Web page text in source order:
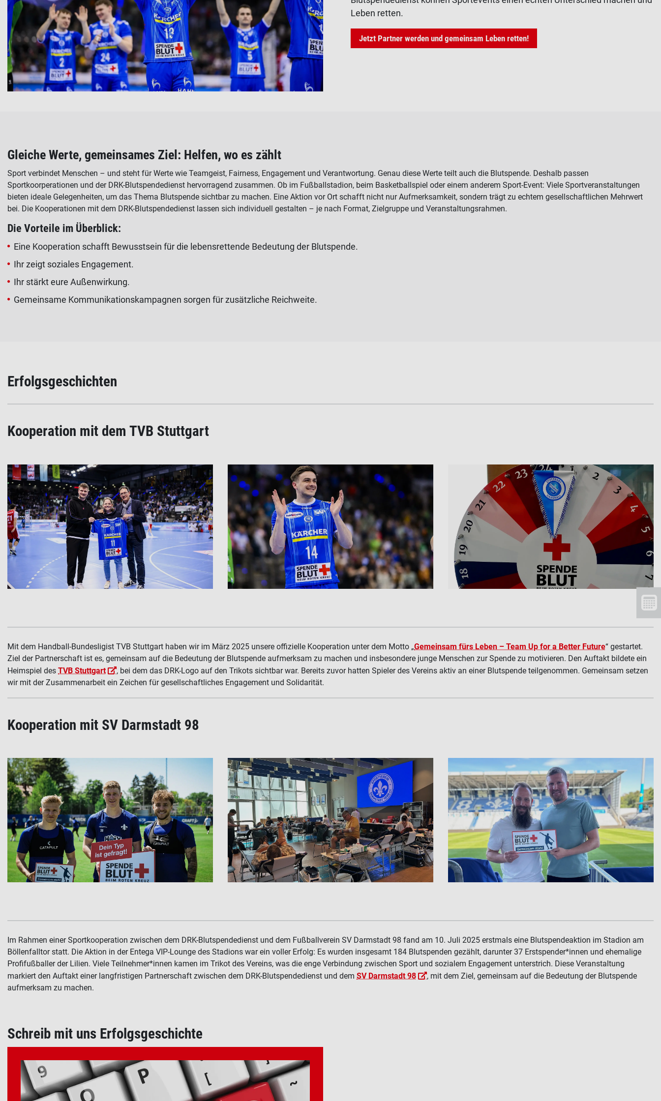
Leben retten.
Jetzt Partner werden und gemeinsam Leben retten!
Gleiche Werte, gemeinsames Ziel: Helfen, wo es zählt
Sport verbindet Menschen – und steht für Werte wie Teamgeist, Fairness, Engagement und Verantwortung. Genau diese Werte teilt auch die Blutspende. Deshalb passen
Sportkoorperationen und der DRK-Blutspendedienst hervorragend zusammen. Ob im Fußballstadion, beim Basketballspiel oder einem anderem Sport-Event: Viele Sportveranstaltungen
bieten ideale Gelegenheiten, um das Thema Blutspende sichtbar zu machen. Eine Aktion vor Ort schafft nicht nur Aufmerksamkeit, sondern trägt zu echtem gesellschaftlichen Mehrwert
bei. Die Kooperationen mit dem DRK-Blutspendedienst lassen sich individuell gestalten – je nach Format, Zielgruppe und Veranstaltungsrahmen.
Die Vorteile im Überblick:
Eine Kooperation schafft Bewusstsein für die lebensrettende Bedeutung der Blutspende.
Ihr zeigt soziales Engagement.
Ihr stärkt eure Außenwirkung.
Gemeinsame Kommunikationskampagnen sorgen für zusätzliche Reichweite.
Erfolgsgeschichten
Kooperation mit dem TVB Stuttgart
Mit dem Handball-Bundesligist TVB Stuttgart haben wir im März 2025 unsere offizielle Kooperation unter dem Motto „Gemeinsam fürs Leben – Team Up for a Better Future“ gestartet.
Ziel der Partnerschaft ist es, gemeinsam auf die Bedeutung der Blutspende aufmerksam zu machen und insbesondere junge Menschen zur Spende zu motivieren. Den Auftakt bildete ein
Heimspiel des TVB Stuttgart
, bei dem das DRK-Logo auf den Trikots sichtbar war. Bereits zuvor hatten Spieler des Vereins aktiv an einer Blutspende teilgenommen. Gemeinsam setzen
wir mit der Zusammenarbeit ein Zeichen für gesellschaftliches Engagement und Solidarität.
Kooperation mit SV Darmstadt 98
Im Rahmen einer Sportkooperation zwischen dem DRK-Blutspendedienst und dem Fußballverein SV Darmstadt 98 fand am 10. Juli 2025 erstmals eine Blutspendeaktion im Stadion am
Böllenfalltor statt. Die Aktion in der Entega VIP-Lounge des Stadions war ein voller Erfolg: Es wurden insgesamt 184 Blutspenden gezählt, darunter 37 Erstspender*innen und ehemalige
Profifußballer der Lilien. Viele Teilnehmer*innen kamen im Trikot des Vereins, was die enge Verbindung zwischen Sport und sozialem Engagement unterstrich. Diese Veranstaltung
markiert den Auftakt einer langfristigen Partnerschaft zwischen dem DRK-Blutspendedienst und dem SV Darmstadt 98
, mit dem Ziel, gemeinsam auf die Bedeutung der Blutspende
aufmerksam zu machen.
Schreib mit uns Erfolgsgeschichte